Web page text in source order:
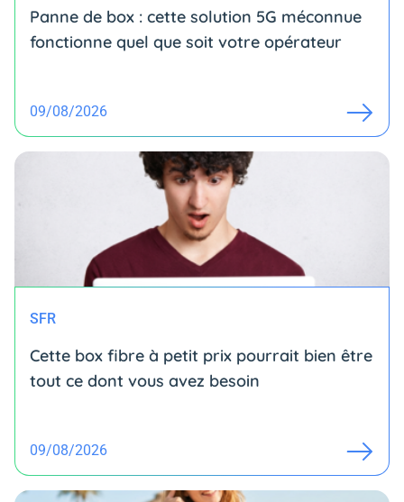
Panne de box : cette solution 5G méconnue
fonctionne quel que soit votre opérateur
09/08/2026
SFR
Cette box fibre à petit prix pourrait bien être
tout ce dont vous avez besoin
09/08/2026